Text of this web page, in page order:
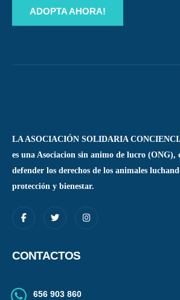
ADOPTA AHORA!
LA ASOCIACIÓN SOLIDARIA
es una Asociacion sin animo de lucro (ONG),
defender los derechos de los animales
protección y bienestar.
CONTACTOS
656 903 860